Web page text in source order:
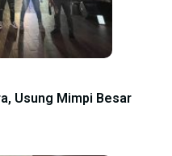
Usung Mimpi Besar